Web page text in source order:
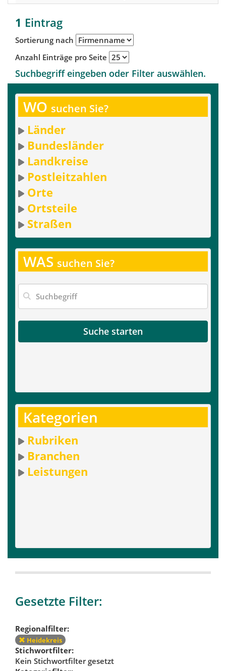
1 Eintrag
Sortierung nach
Anzahl Einträge pro Seite
Suchbegriff eingeben oder Filter auswählen.
WO suchen Sie?
Länder
Bundesländer
Landkreise
Postleitzahlen
Orte
Ortsteile
Straßen
WAS suchen Sie?
Suche starten
Kategorien
Rubriken
Branchen
Leistungen
Gesetzte Filter:
Regionalfilter:
Heidekreis
Stichwortfilter:
Kein Stichwortfilter gesetzt